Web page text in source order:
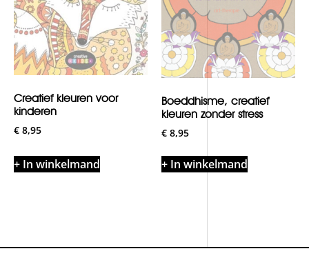
Creatief kleuren voor
kinderen
€ 8,95
+ In winkelmand
Boeddhisme, creatief
kleuren zonder stress
€ 8,95
+ In winkelmand